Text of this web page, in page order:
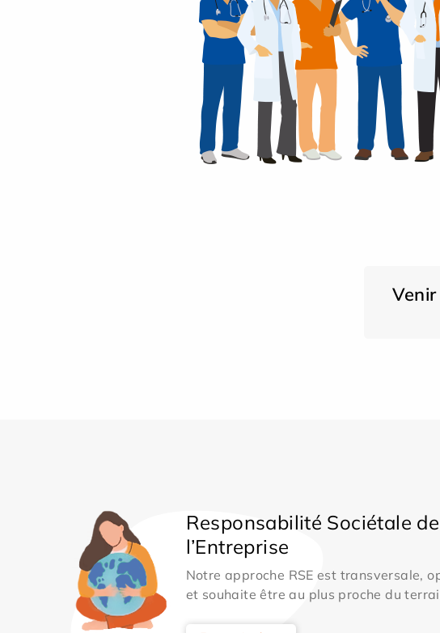
Responsabilité Sociétale de
l’Entreprise
Notre approche RSE est transversale,
et souhaite être au plus proche du